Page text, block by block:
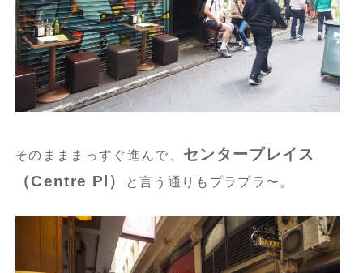
そのまままっすぐ進んで、 センタープレイス
（Centre Pl）
と言う通りもプラプラ〜。